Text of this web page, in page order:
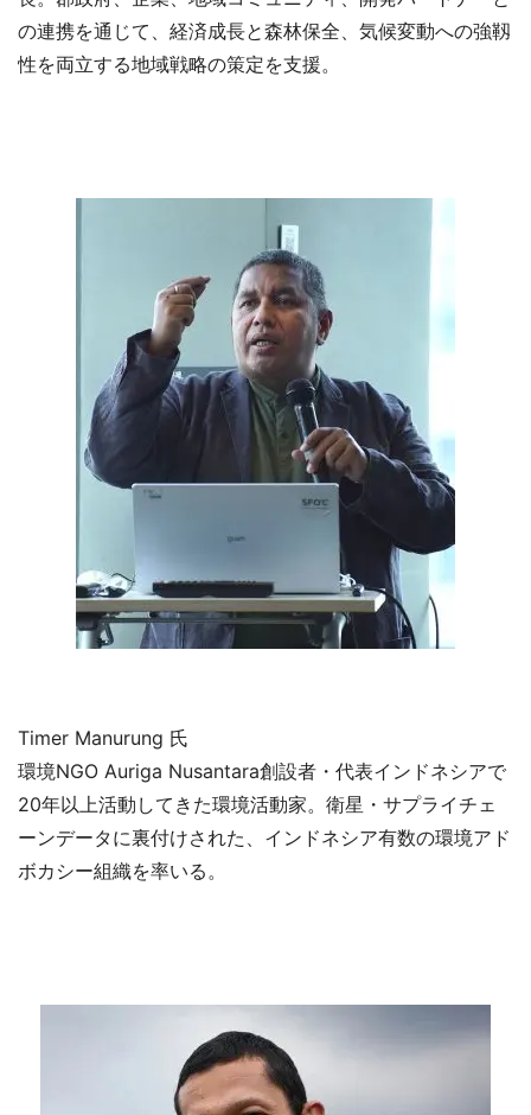
の連携を通じて、経済成長と森林保全、気候変動への強靱
性を両立する地域戦略の策定を支援。
Timer Manurung 氏
環境NGO Auriga Nusantara創設者・代表インドネシアで
20年以上活動してきた環境活動家。衛星・サプライチェ
ーンデータに裏付けされた、インドネシア有数の環境アド
ボカシー組織を率いる。